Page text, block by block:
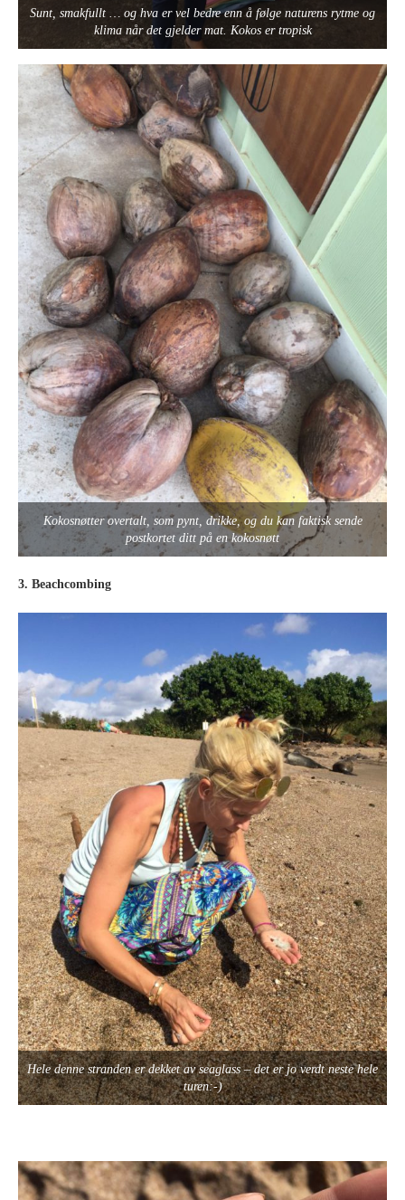
Sunt, smakfullt … og hva er vel bedre enn å følge naturens rytme og
klima når det gjelder mat. Kokos er tropisk
Kokosnøtter overtalt, som pynt, drikke, og du kan faktisk sende
postkortet ditt på en kokosnøtt
3. Beachcombing
Hele denne stranden er dekket av seaglass – det er jo verdt neste hele
turen:-)